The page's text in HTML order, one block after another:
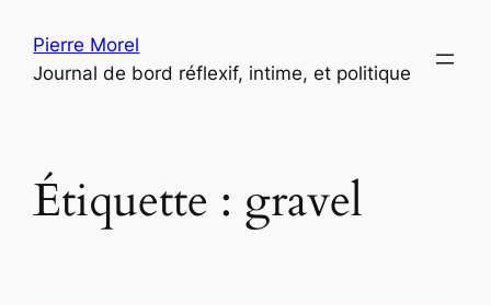
contenu
Pierre Morel
Journal de bord réflexif, intime, et politique
Étiquette : gravel